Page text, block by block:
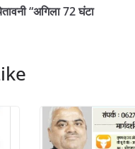
“अगिला 72 घंटा